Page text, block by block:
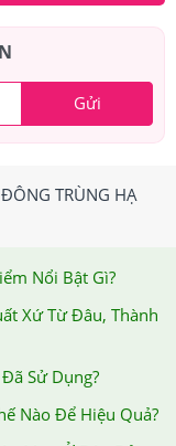
Gửi
TRÙNG HẠ
Nổi Bật Gì?
Xứ Từ Đâu, Thành
Sử Dụng?
Nào Để Hiệu Quả?